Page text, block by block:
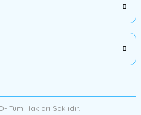
Tüm Hakları Saklıdır.